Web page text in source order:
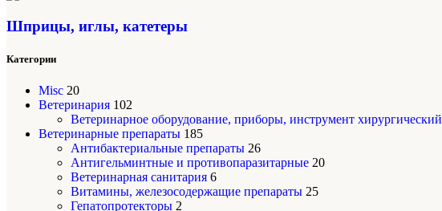
Шприцы, иглы, катетеры
Категории
Misc 20
Ветеринария 102
Ветеринарное оборудование, приборы, инструмент хирургический
Ветеринарные препараты 185
Антибактериальные препараты 26
Антигельминтные и противопаразитарные 20
Ветеринарная санитария 6
Витамины, железосодержащие препараты 25
Гепатопротекторы 2